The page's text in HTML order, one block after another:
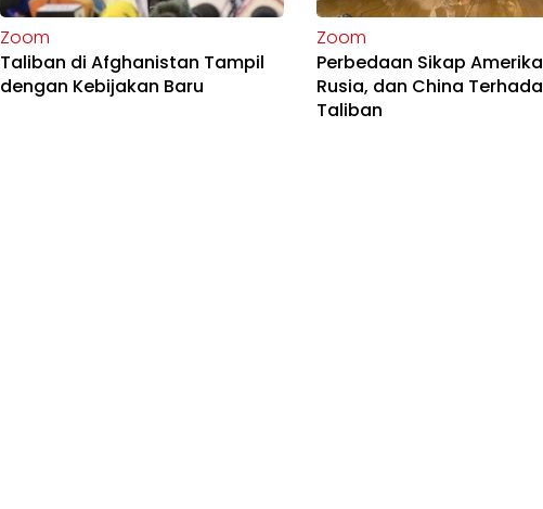
Zoom
Taliban di Afghanistan Tampil
dengan Kebijakan Baru
Zoom
Perbedaan Sikap
Rusia, dan China
Taliban